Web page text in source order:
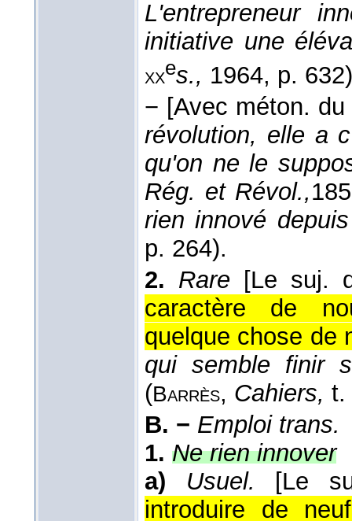
L'entrepreneur
initiative une
xxes., 1964, p.
− [Avec méton.
révolution, elle a
qu'on ne le
Rég. et Révol.,
rien innové
p. 264).
2. Rare [Le suj.
caractère de
quelque chose de
qui semble finir
(Barrès, Cahiers, t.
B. − Emploi trans.
1. Ne rien innover
a)
Usuel.
[Le
introduire de